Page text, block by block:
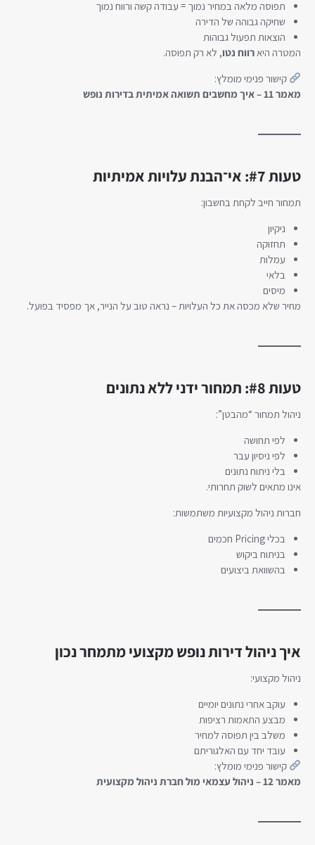
תפוסה מלאה במחיר נמוך = עבודה קשה ורווח נמוך
שחיקה גבוהה של הדירה
הוצאות תפעול גבוהות
המטרה היא רווח נטו, לא רק תפוסה.
קישור פנימי מומלץ:
מאמר 11 – איך מחשבים תשואה אמיתית בדירות נופש
טעות #7: אי־הבנת עלויות אמיתיות
תמחור חייב לקחת בחשבון:
ניקיון
תחזוקה
עמלות
בלאי
מיסים
מחיר שלא מכסה את כל העלויות – נראה טוב על הנייר, אך מפסיד בפועל.
טעות #8: תמחור ידני ללא נתונים
ניהול תמחור “מהבטן”:
לפי תחושה
לפי ניסיון עבר
בלי ניתוח נתונים
אינו מתאים לשוק תחרותי.
חברות ניהול מקצועיות משתמשות:
בכלי Pricing חכמים
בניתוח ביקוש
בהשוואת ביצועים
איך ניהול דירות נופש מקצועי מתמחר נכון
ניהול מקצועי:
עוקב אחרי נתונים יומיים
מבצע התאמות רציפות
משלב בין תפוסה למחיר
עובד יחד עם האלגוריתם
קישור פנימי מומלץ:
מאמר 12 – ניהול עצמאי מול חברת ניהול מקצועית